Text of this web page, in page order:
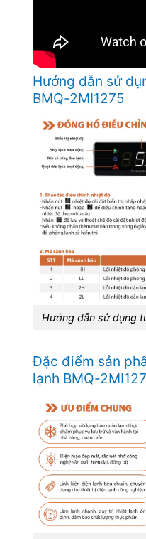
Hướng dẫn sử
BMQ-2MI1275
Hướng dẫn sử dụng
Đặc điểm sản
lạnh BMQ-